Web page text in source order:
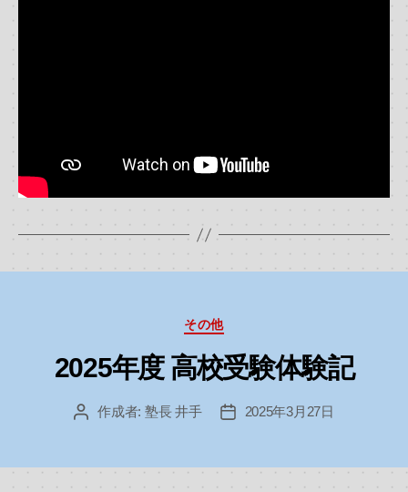
カ
テ
ゴ
リ
その他
2025年度 高校受験体験記
投 作成者: 塾長 井手
投
2025年3月27日